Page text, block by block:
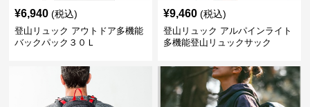
¥6,940 (税込)
登山リュック アウトドア多機能
バックパック３０Ｌ
¥9,460 (税込)
登山リュック アルパインライト
多機能登山リュックサック